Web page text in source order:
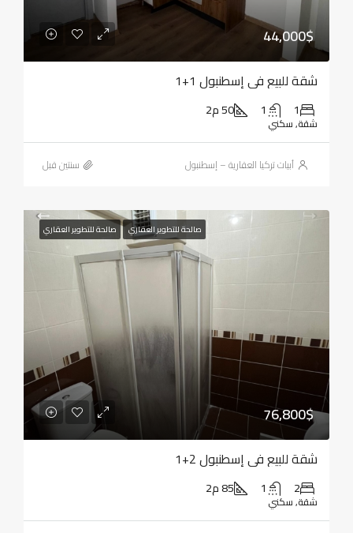
44,000$
شقة للبيع في إسطنبول 1+1
1
1 50 م2
شقة, سكني
أبيات تركيا العقارية – إسطنبول ‏سنتين قبل
صالحة للتطوير العقاري صالحة للتطوير العقاري
76,800$
شقة للبيع في إسطنبول 2+1
2
1 85 م2
شقة, سكني